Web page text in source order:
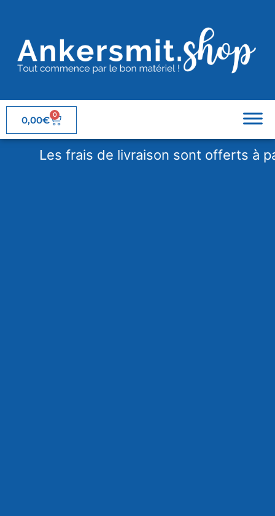
0,00€ 0
Les frais de livraison sont offerts à